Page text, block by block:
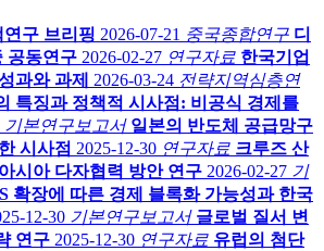
구 브리핑 2026-07-21 중국종합연구 디
공동연구 2026-02-27 연구자료 한국기업
과와 과제
2026-03-24 전략지역심층연
특징과 정책적 시사점: 비공식 경제를
기본연구보고서 일본의 반도체 공급망구
시사점 2025-12-30 연구자료 크루즈 산
시아 다자협력 방안 연구 2026-02-27 기
확장에 따른 경제 블록화 가능성과 한국
12-30 기본연구보고서 글로벌 질서 변
연구 2025-12-30 연구자료 유럽의 첨단